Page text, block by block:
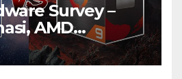
Survey –
AMD